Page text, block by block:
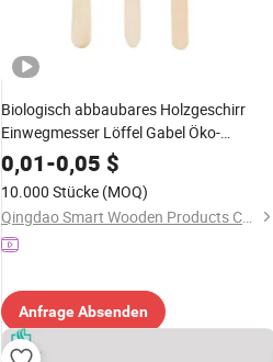
Biologisch abbaubares Holzgeschirr
Einwegmesser Löffel Gabel Öko-
Besteckset zum Mitnehmen
0,01-0,05 $
10.000 Stücke (MOQ)
Qingdao Smart Wooden Products Co., Ltd.
Anfrage Absenden